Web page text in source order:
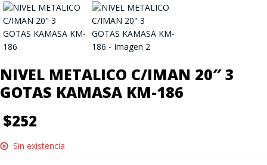
NIVEL METALICO C/IMAN 20″ 3
GOTAS KAMASA KM-186
$252
Sin existencia